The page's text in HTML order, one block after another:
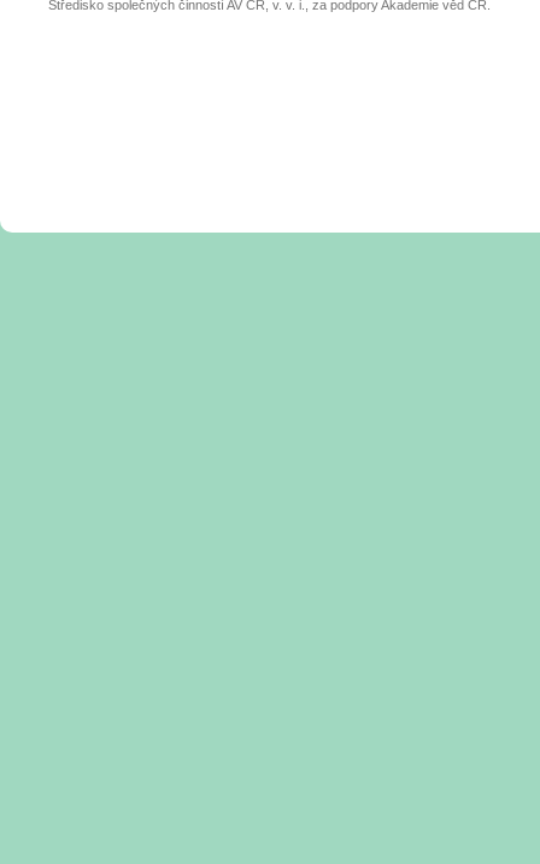
Středisko společných činností AV ČR, v. v. i., za podpory Akademie věd ČR.